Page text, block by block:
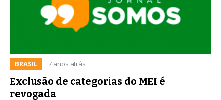
BRASIL 7 anos atrás
Exclusão de categorias do MEI é
revogada